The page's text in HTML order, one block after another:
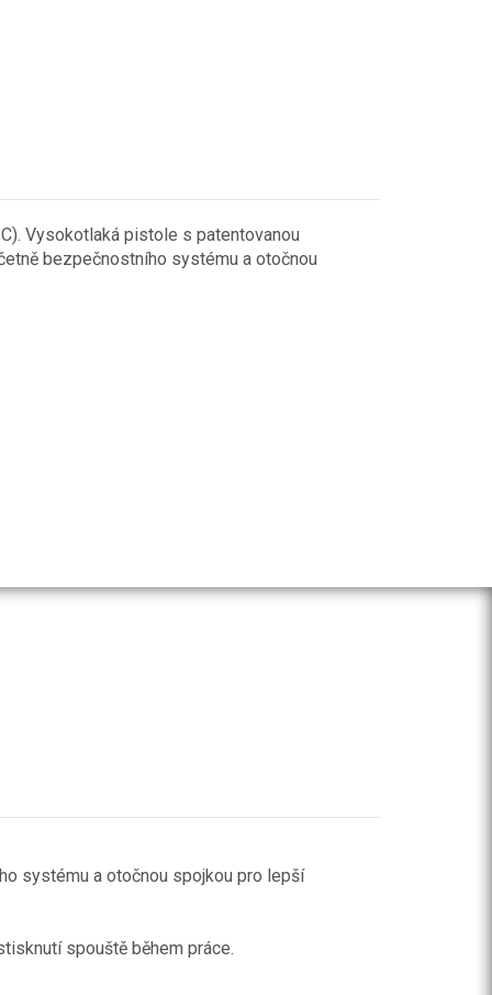
Vysokotlaká pistole s patentovanou
bezpečnostního systému a otočnou
systému a otočnou spojkou pro lepší
spouště během práce.